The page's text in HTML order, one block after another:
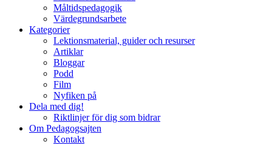
Måltidspedagogik
Värdegrundsarbete
Kategorier
Lektionsmaterial, guider och resurser
Artiklar
Bloggar
Podd
Film
Nyfiken på
Dela med dig!
Riktlinjer för dig som bidrar
Om Pedagogsajten
Kontakt